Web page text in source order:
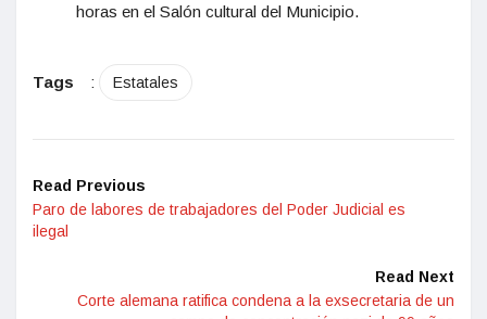
horas en el Salón cultural del Municipio.
Tags : Estatales
Read Previous
Paro de labores de trabajadores del Poder Judicial es
ilegal
Read Next
Corte alemana ratifica condena a la exsecretaria de un